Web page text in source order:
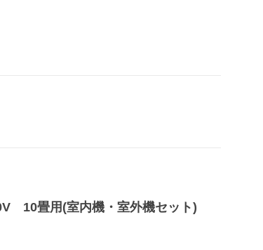
10畳用(室内機・室外機セット)